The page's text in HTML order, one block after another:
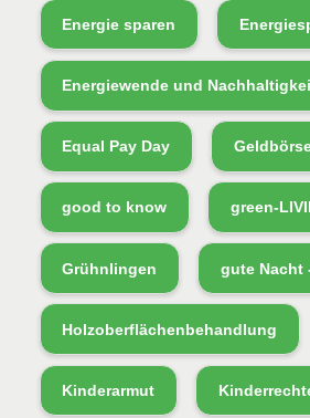
Energie sparen
Energiewende und
Equal Pay Day
good to know green-
Grühnlingen gute Nacht
Holzoberflächenbehandlung
Kinderarmut